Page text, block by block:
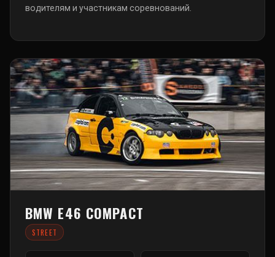
водителям и участникам соревнований.
BMW E46 COMPACT
STREET